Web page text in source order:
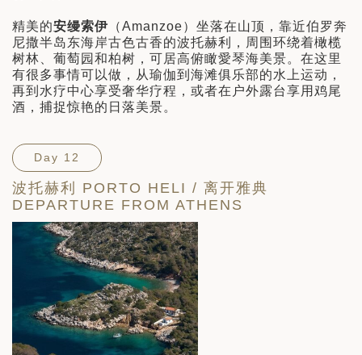
精美的安缦索伊 （Amanzoe）坐落在山顶，靠近伯罗奔
尼撒半岛东海岸古色古香的波托赫利，周围环绕着橄榄
树林、葡萄园和柏树，可居高俯瞰愛琴海美景。在这里
有很多事情可以做，从瑜伽到海滩俱乐部的水上运动，
再到水疗中心享受奢华疗程，或者在户外露台享用鸡尾
酒，捕捉惊艳的日落美景。
Day 12
波托赫利 PORTO HELI / 离开雅典
DEPARTURE FROM ATHENS